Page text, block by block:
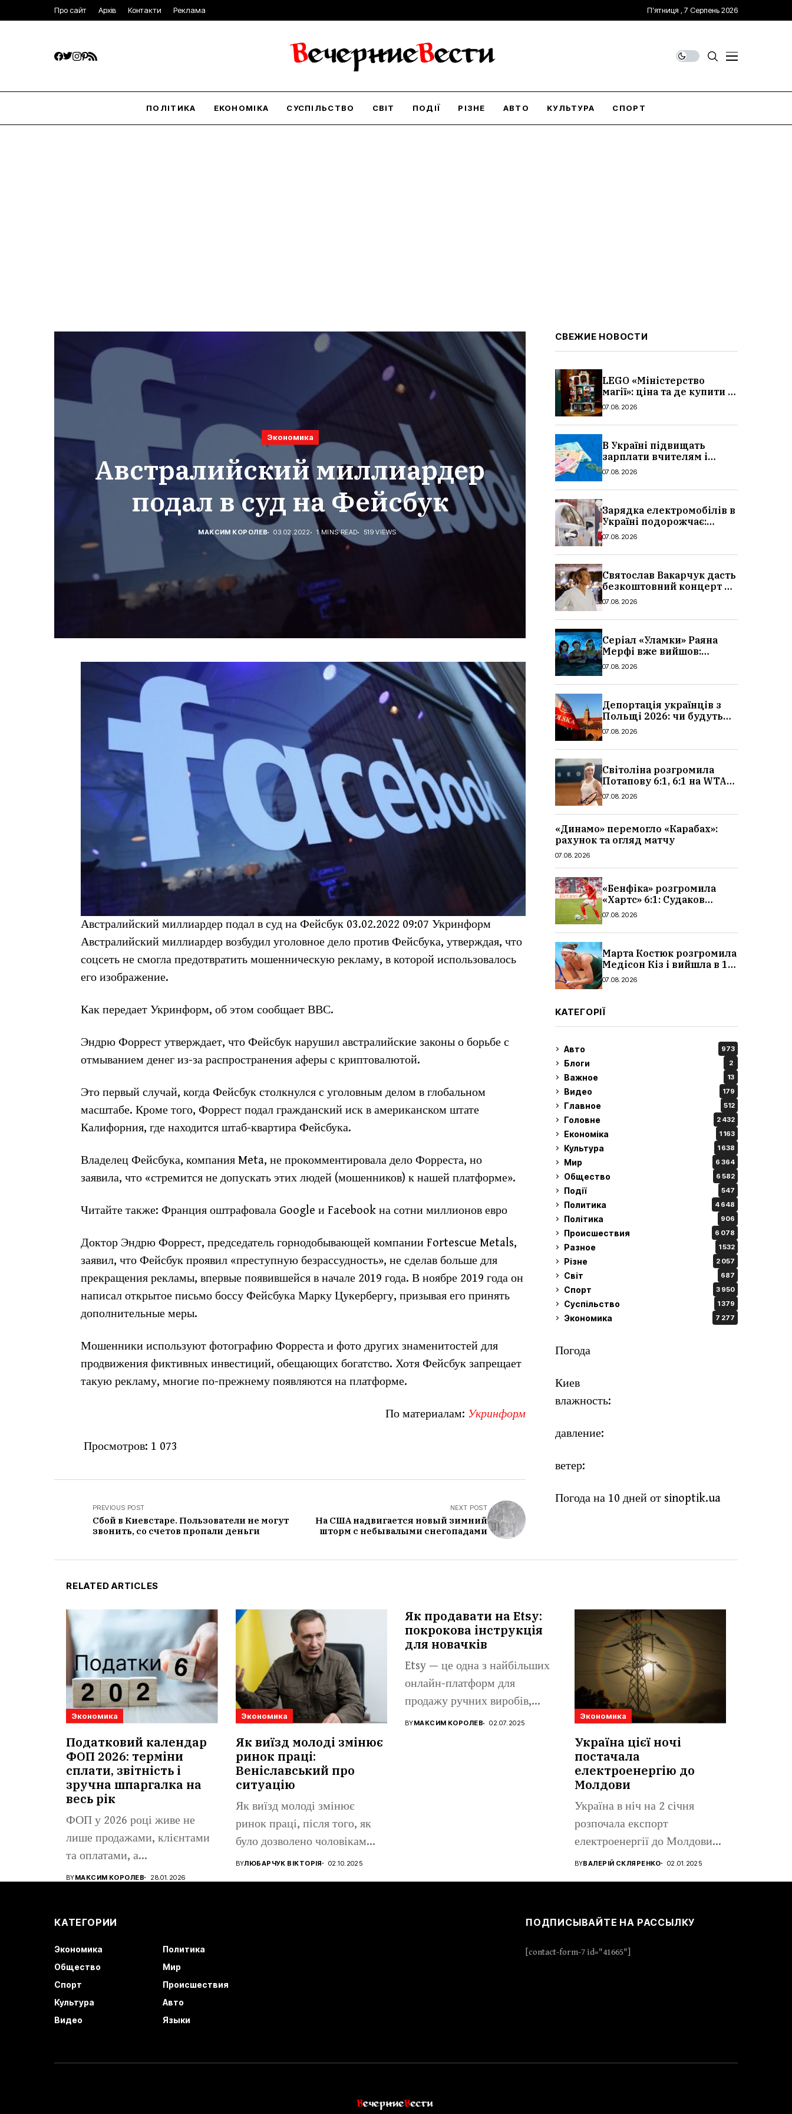
Про сайт Архів Контакти Реклама П’ятниця , 7 Серпень 2026
ПОЛІТИКА ЕКОНОМІКА СУСПІЛЬСТВО СВІТ ПОДІЇ РІЗНЕ АВТО КУЛЬТУРА СПОРТ
Экономика
Австралийский миллиардер
подал в суд на Фейсбук
МАКСИМ КОРОЛЕВ 03.02.2022 1 MINS READ 519 VIEWS
Австралийский миллиардер подал в суд на Фейсбук 03.02.2022 09:07 Укринформ
Австралийский миллиардер возбудил уголовное дело против Фейсбука, утверждая, что
соцсеть не смогла предотвратить мошенническую рекламу, в которой использовалось
его изображение.
Как передает Укринформ, об этом сообщает ВВС.
Эндрю Форрест утверждает, что Фейсбук нарушил австралийские законы о борьбе с
отмыванием денег из-за распространения аферы с криптовалютой.
Это первый случай, когда Фейсбук столкнулся с уголовным делом в глобальном
масштабе. Кроме того, Форрест подал гражданский иск в американском штате
Калифорния, где находится штаб-квартира Фейсбука.
Владелец Фейсбука, компания Meta, не прокомментировала дело Форреста, но
заявила, что «стремится не допускать этих людей (мошенников) к нашей платформе».
Читайте также: Франция оштрафовала Google и Facebook на сотни миллионов евро
Доктор Эндрю Форрест, председатель горнодобывающей компании Fortescue Metals,
заявил, что Фейсбук проявил «преступную безрассудность», не сделав больше для
прекращения рекламы, впервые появившейся в начале 2019 года. В ноябре 2019 года он
написал открытое письмо боссу Фейсбука Марку Цукербергу, призывая его принять
дополнительные меры.
Мошенники используют фотографию Форреста и фото других знаменитостей для
продвижения фиктивных инвестиций, обещающих богатство. Хотя Фейсбук запрещает
такую рекламу, многие по-прежнему появляются на платформе.
По материалам: Укринформ
Просмотров: 1 073
PREVIOUS POST
Сбой в Киевстаре. Пользователи не могут
звонить, со счетов пропали деньги
NEXT POST
На США надвигается новый зимний
шторм с небывалыми снегопадами
СВЕЖИЕ НОВОСТИ
LEGO «Міністерство
магії»: ціна та де купити в
Україні
07.08.2026
В Україні підвищать
зарплати вчителям і
стипендії студентам з 1
суми, розмір
07.08.2026
Зарядка електромобілів в
Україні подорожчає:
причина і нові ціни з
07.08.2026
Святослав Вакарчук дасть
безкоштовний концерт у
Львові: дата і місце
07.08.2026
Серіал «Уламки» Раяна
Мерфі вже вийшов:
сюжет, актори та всі
07.08.2026
Депортація українців з
Польщі 2026: чи будуть
висилати українських
07.08.2026
Світоліна розгромила
Потапову 6:1, 6:1 на WTA
1000 у Торонто
07.08.2026
«Динамо» перемогло «Карабах»:
рахунок та огляд матчу
07.08.2026
«Бенфіка» розгромила
«Хартс» 6:1: Судаков
відзначився асистом,
07.08.2026
Марта Костюк розгромила
Медісон Кіз і вийшла в 1/8
фіналу Торонто: результат
07.08.2026
КАТЕГОРІЇ
Авто 973
Блоги 2
Важное 13
Видео 179
Главное 512
Головне 2 432
Економіка 1 163
Культура 1 638
Мир 6 364
Общество 6 582
Події 547
Политика 4 648
Політика 906
Происшествия 6 078
Разное 1 532
Різне 2 057
Світ 687
Спорт 3 950
Суспільство 1 379
Экономика 7 277
Погода
Киев
влажность:
давление:
ветер:
Погода на 10 дней от sinoptik.ua
RELATED ARTICLES
Экономика
Податковий календар
ФОП 2026: терміни
сплати, звітність і
зручна шпаргалка на
весь рік
ФОП у 2026 році живе не
лише продажами, клієнтами
та оплатами, а...
BYМАКСИМ КОРОЛЕВ 28.01.2026
Экономика
Як виїзд молоді змінює
ринок праці:
Веніславський про
ситуацію
Як виїзд молоді змінює
ринок праці, після того, як
було дозволено чоловікам...
BYЛЮБАРЧУК ВІКТОРІЯ 02.10.2025
Як продавати на Etsy:
покрокова інструкція
для новачків
Etsy — це одна з найбільших
онлайн-платформ для
продажу ручних виробів,
вінтажних...
BYМАКСИМ КОРОЛЕВ 02.07.2025
Экономика
Україна цієї ночі
постачала
електроенергію до
Молдови
Україна в ніч на 2 січня
розпочала експорт
електроенергії до Молдови
для...
BYВАЛЕРІЙ СКЛЯРЕНКО 02.01.2025
КАТЕГОРИИ
Экономика
Политика
Общество
Мир
Спорт
Происшествия
Культура
Авто
Видео
Языки
ПОДПИСЫВАЙТЕ НА РАССЫЛКУ
[contact-form-7 id="41665"]